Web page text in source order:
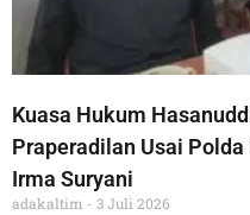
Kuasa Hukum
Praperadilan Usai
Irma Suryani
adakaltim 3 Juli 2026